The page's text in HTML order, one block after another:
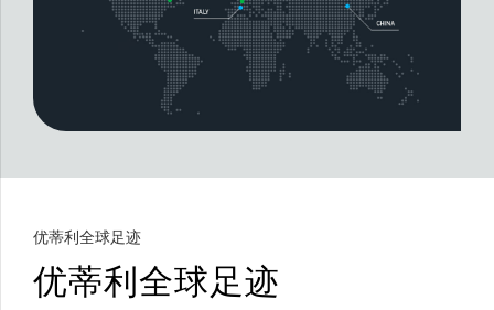
优蒂利全球足迹
优蒂利全球足迹